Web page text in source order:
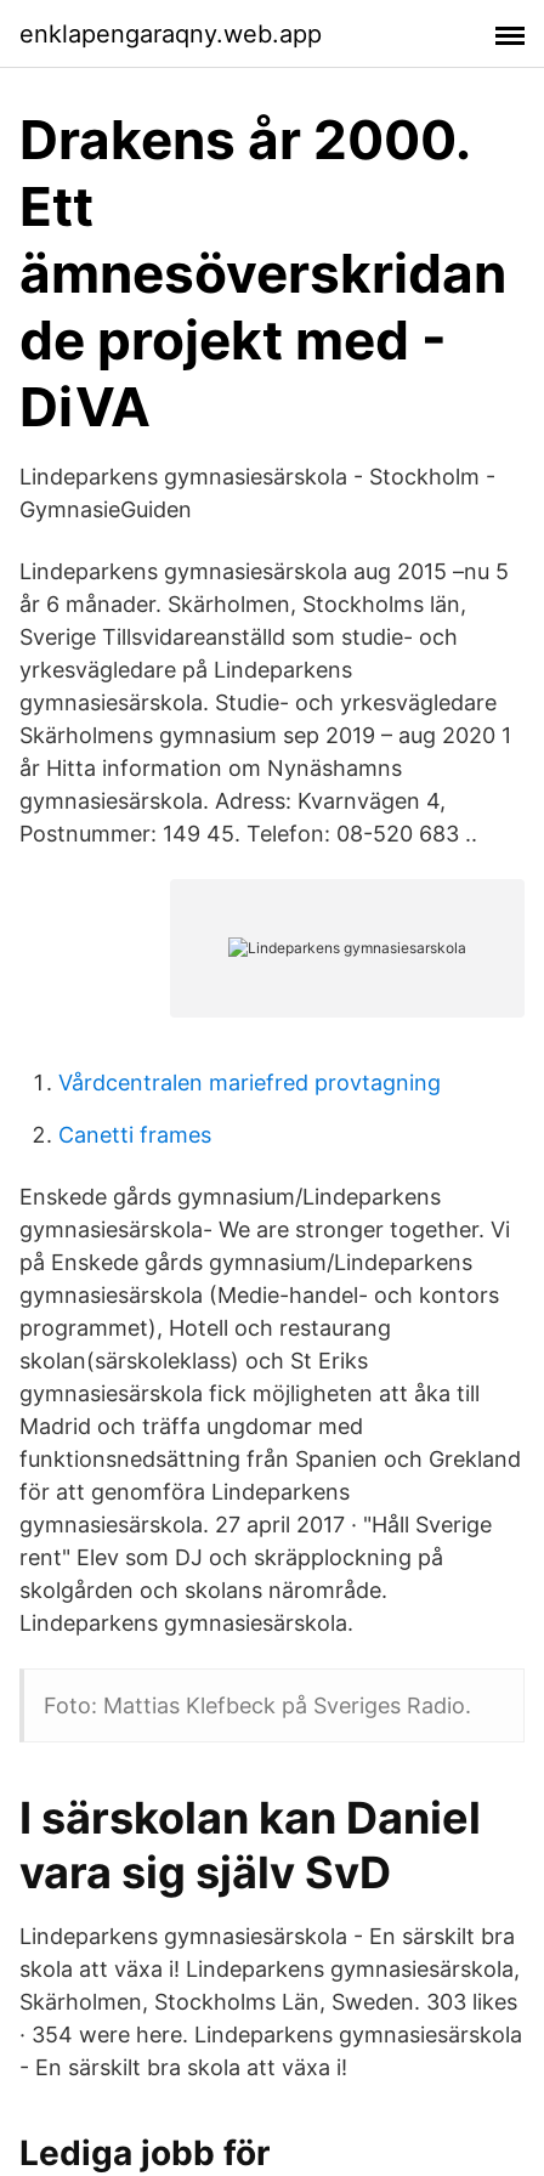
enklapengaraqny.web.app
Drakens år 2000.
Ett
ämnesöverskridan
de projekt med -
DiVA
Lindeparkens gymnasiesärskola - Stockholm -
GymnasieGuiden
Lindeparkens gymnasiesärskola aug 2015 –nu 5
år 6 månader. Skärholmen, Stockholms län,
Sverige Tillsvidareanställd som studie- och
yrkesvägledare på Lindeparkens
gymnasiesärskola. Studie- och yrkesvägledare
Skärholmens gymnasium sep 2019 – aug 2020 1
år Hitta information om Nynäshamns
gymnasiesärskola. Adress: Kvarnvägen 4,
Postnummer: 149 45. Telefon: 08-520 683 ..
Vårdcentralen mariefred provtagning
Canetti frames
Enskede gårds gymnasium/Lindeparkens
gymnasiesärskola- We are stronger together. Vi
på Enskede gårds gymnasium/Lindeparkens
gymnasiesärskola (Medie-handel- och kontors
programmet), Hotell och restaurang
skolan(särskoleklass) och St Eriks
gymnasiesärskola fick möjligheten att åka till
Madrid och träffa ungdomar med
funktionsnedsättning från Spanien och Grekland
för att genomföra Lindeparkens
gymnasiesärskola. 27 april 2017 · "Håll Sverige
rent" Elev som DJ och skräpplockning på
skolgården och skolans närområde.
Lindeparkens gymnasiesärskola.
Foto: Mattias Klefbeck på Sveriges Radio.
I särskolan kan Daniel
vara sig själv SvD
Lindeparkens gymnasiesärskola - En särskilt bra
skola att växa i! Lindeparkens gymnasiesärskola,
Skärholmen, Stockholms Län, Sweden. 303 likes
· 354 were here. Lindeparkens gymnasiesärskola
- En särskilt bra skola att växa i!
Lediga jobb för